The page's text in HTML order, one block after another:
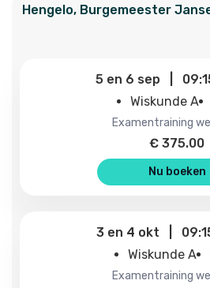
Hengelo, Burgemeester
5 en 6 sep
Wiskunde A
examentraining
€ 375.00
Nu boeken
3 en 4 okt
Wiskunde A
examentraining